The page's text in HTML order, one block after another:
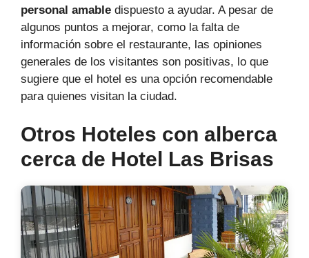
personal amable dispuesto a ayudar. A pesar de
algunos puntos a mejorar, como la falta de
información sobre el restaurante, las opiniones
generales de los visitantes son positivas, lo que
sugiere que el hotel es una opción recomendable
para quienes visitan la ciudad.
Otros Hoteles con alberca
cerca de Hotel Las Brisas